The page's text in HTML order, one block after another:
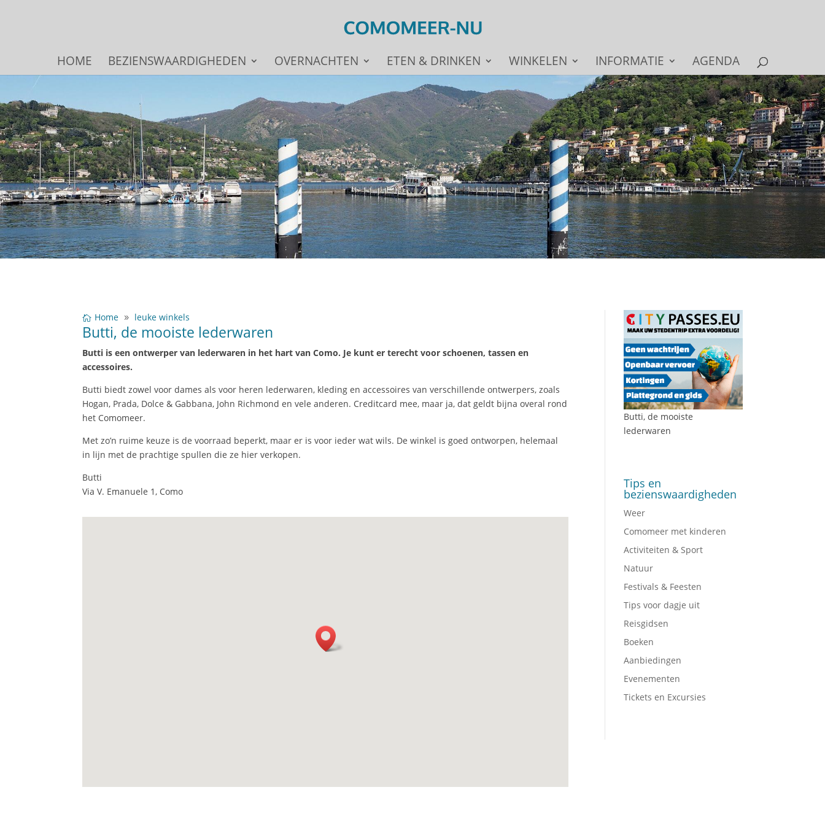
HOME BEZIENSWAARDIGHEDEN OVERNACHTEN ETEN & DRINKEN WINKELEN INFORMATIE AGENDA
Home leuke winkels
Butti, de mooiste lederwaren
Butti is een ontwerper van lederwaren in het hart van Como. Je kunt er terecht voor schoenen, tassen en
accessoires.
Butti biedt zowel voor dames als voor heren lederwaren, kleding en accessoires van verschillende ontwerpers, zoals
Hogan, Prada, Dolce & Gabbana, John Richmond en vele anderen. Creditcard mee, maar ja, dat geldt bijna overal rond
het Comomeer.
Met zo’n ruime keuze is de voorraad beperkt, maar er is voor ieder wat wils. De winkel is goed ontworpen, helemaal
in lijn met de prachtige spullen die ze hier verkopen.
Butti
Via V. Emanuele 1, Como
Butti, de mooiste
lederwaren
Tips en
bezienswaardigheden
Weer
Comomeer met kinderen
Activiteiten & Sport
Natuur
Festivals & Feesten
Tips voor dagje uit
Reisgidsen
Boeken
Aanbiedingen
Evenementen
Tickets en Excursies